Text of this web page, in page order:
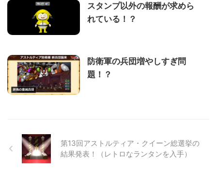
スタンプ以外の報酬が求めら
れている！？
防衛軍の兵団増やしすぎ問
題！？
第13回アストルティア・クイーン総選挙の
結果発表！（レトロなランタンを入手）